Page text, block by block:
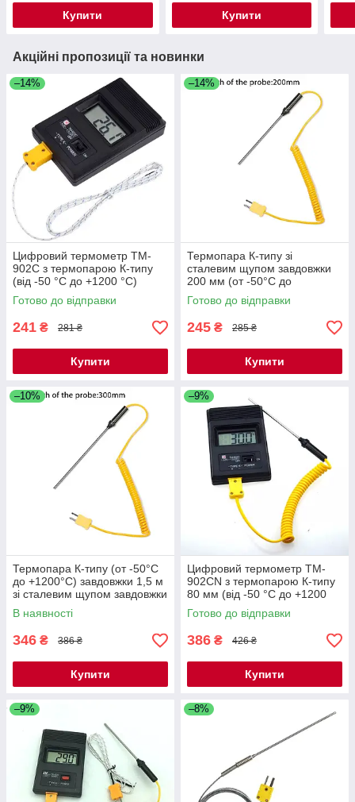
Купити Купити
Акційні пропозиції та новинки
–14%
Цифровий термометр TM-
902C з термопарою К-типу
(від -50 °C до +1200 °C)
Готово до відправки
241 ₴ 281 ₴
Купити
–14%
Термопара К-типу зі
сталевим щупом завдовжки
200 мм (от -50°C до
+1200°C) завдовжки 1,5 м
Готово до відправки
245 ₴ 285 ₴
Купити
–10%
Термопара К-типу (от -50°C
до +1200°C) завдовжки 1,5 м
зі сталевим щупом завдовжки
300 мм
В наявності
346 ₴ 386 ₴
Купити
–9%
Цифровий термометр TM-
902CN з термопарою К-типу
80 мм (від -50 °C до +1200
°C)
Готово до відправки
386 ₴ 426 ₴
Купити
–9% –8%